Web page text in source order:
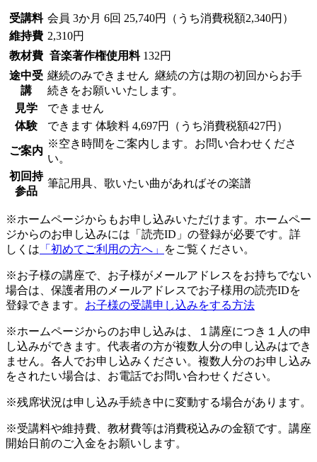
受講料 会員 3か月 6回 25,740円（うち消費税額2,340円）
維持費 2,310円
教材費 音楽著作権使用料 132円
途中受
講
継続のみできません 継続の方は期の初回からお手
続きをお願いいたします。
見学
できません
体験
できます 体験料 4,697円（うち消費税額427円）
ご案内
※空き時間をご案内します。お問い合わせくださ
い。
初回持
参品
筆記用具、歌いたい曲があればその楽譜
※ホームページからもお申し込みいただけます。ホームペー
ジからのお申し込みには「読売ID」の登録が必要です。詳
しくは 「初めてご利用の方へ」 をご覧ください。
※お子様の講座で、お子様がメールアドレスをお持ちでない
場合は、保護者用のメールアドレスでお子様用の読売IDを
登録できます。 お子様の受講申し込みをする方法
※ホームページからのお申し込みは、１講座につき１人の申
し込みができます。代表者の方が複数人分の申し込みはでき
ません。各人でお申し込みください。複数人分のお申し込み
をされたい場合は、お電話でお問い合わせください。
※残席状況は申し込み手続き中に変動する場合があります。
※受講料や維持費、教材費等は消費税込みの金額です。講座
開始日前のご入金をお願いします。